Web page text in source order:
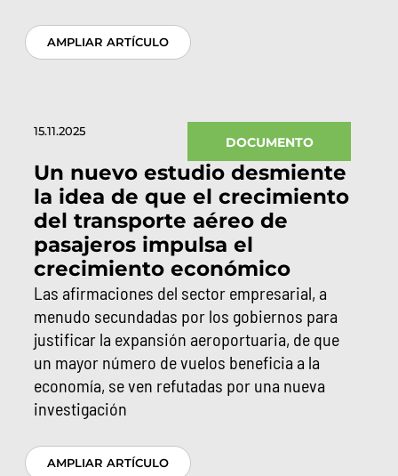
AMPLIAR ARTÍCULO
15.11.2025
DOCUMENTO
Un nuevo estudio desmiente
la idea de que el crecimiento
del transporte aéreo de
pasajeros impulsa el
crecimiento económico
Las afirmaciones del sector empresarial, a
menudo secundadas por los gobiernos para
justificar la expansión aeroportuaria, de que
un mayor número de vuelos beneficia a la
economía, se ven refutadas por una nueva
investigación
AMPLIAR ARTÍCULO